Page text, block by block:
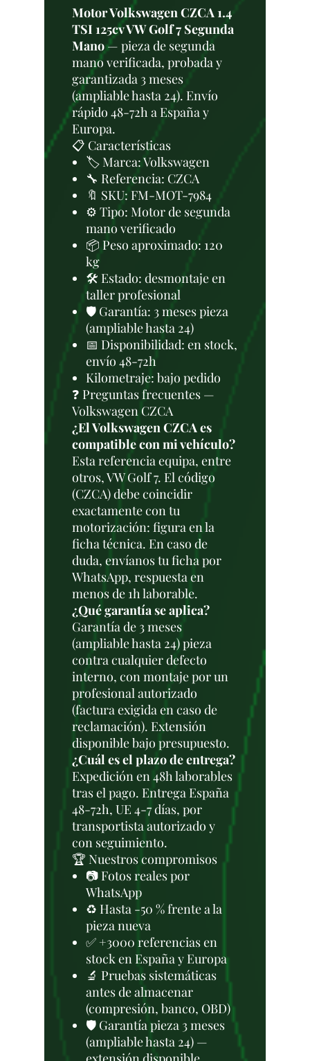
Motor Volkswagen CZCA 1.4
TSI 125cv VW Golf 7 Segunda
Mano— pieza de segunda
mano verificada, probada y
garantizada 3 meses
(ampliable hasta 24). Envío
rápido 48-72h a España y
Europa.
📋 Características
🏷️ Marca: Volkswagen
🔧 Referencia: CZCA
🔖 SKU: FM-MOT-7984
⚙️ Tipo: Motor de segunda
mano verificado
📦 Peso aproximado: 120
kg
🛠 Estado: desmontaje en
taller profesional
🛡️ Garantía: 3 meses pieza
(ampliable hasta 24)
📅 Disponibilidad: en stock,
envío 48-72h
Kilometraje: bajo pedido
❓ Preguntas frecuentes —
Volkswagen CZCA
¿El Volkswagen CZCA es
compatible con mi vehículo?
Esta referencia equipa, entre
otros, VW Golf 7. El código
(CZCA) debe coincidir
exactamente con tu
motorización: figura en la
ficha técnica. En caso de
duda, envíanos tu ficha por
WhatsApp, respuesta en
menos de 1h laborable.
¿Qué garantía se aplica?
Garantía de 3 meses
(ampliable hasta 24) pieza
contra cualquier defecto
interno, con montaje por un
profesional autorizado
(factura exigida en caso de
reclamación). Extensión
disponible bajo presupuesto.
¿Cuál es el plazo de entrega?
Expedición en 48h laborables
tras el pago. Entrega España
48-72h, UE 4-7 días, por
transportista autorizado y
con seguimiento.
🏆 Nuestros compromisos
📷 Fotos reales por
WhatsApp
♻️ Hasta -50 % frente a la
pieza nueva
✅ +3000 referencias en
stock en España y Europa
🔬 Pruebas sistemáticas
antes de almacenar
(compresión, banco, OBD)
🛡️ Garantía pieza 3 meses
(ampliable hasta 24) —